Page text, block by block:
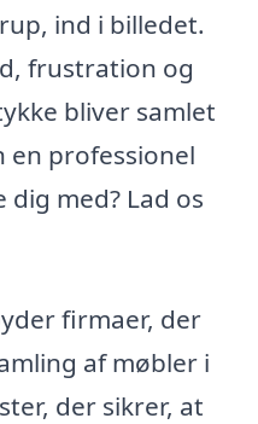
ind i billedet.
frustration og
bliver samlet
en professionel
med? Lad os
firmaer, der
af møbler i
der sikrer, at